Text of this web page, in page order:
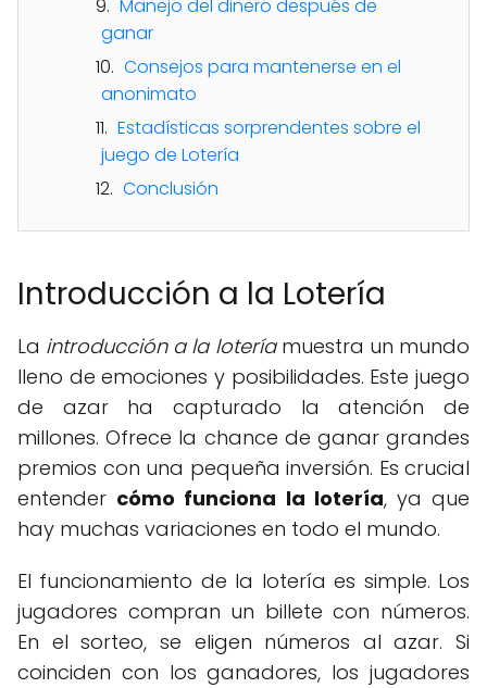
Manejo del dinero después de
ganar
Consejos para mantenerse en el
anonimato
Estadísticas sorprendentes sobre el
juego de Lotería
Conclusión
Introducción a la Lotería
La introducción a la loteríamuestra un mundo
lleno de emociones y posibilidades. Este juego
de azar ha capturado la atención de
millones. Ofrece la chance de ganar grandes
premios con una pequeña inversión. Es crucial
entender cómo funciona la lotería, ya que
hay muchas variaciones en todo el mundo.
El funcionamiento de la lotería es simple. Los
jugadores compran un billete con números.
En el sorteo, se eligen números al azar. Si
coinciden con los ganadores, los jugadores